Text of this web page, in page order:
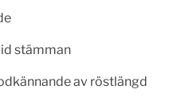
stämman
av röstlängd